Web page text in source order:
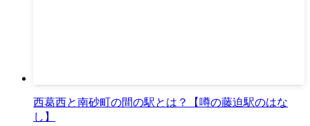
西葛西と南砂町の間の駅とは？【噂の藤迫駅のはな
し】